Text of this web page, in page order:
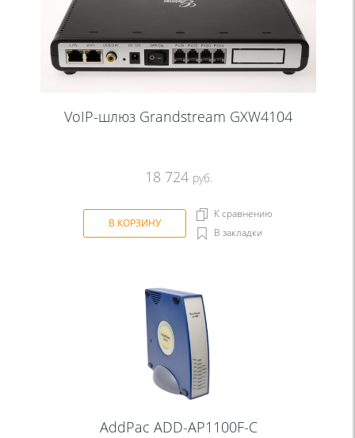
VoIP-шлюз Grandstream GXW4104
18 724 руб.
В КОРЗИНУ
К сравнению
В закладки
AddPac ADD-AP1100F-C